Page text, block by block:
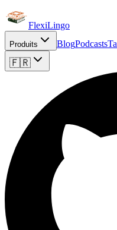
FlexiLingo
Produits BlogPodcasts
🇫🇷